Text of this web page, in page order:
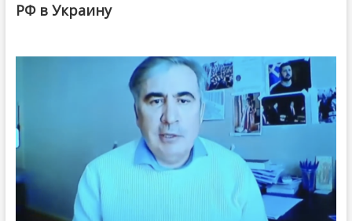
РФ в Украину